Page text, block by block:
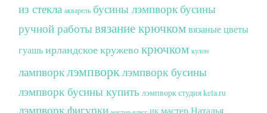
из стекла акварель бусины лэмпворк бусины
ручной работывязание крючкомвязаные цветы
гуашьирландское кружевокрючком кулон
лампворклэмпворк лэмпворк бусины
лэмпворк бусины купить лэмпворк студия kela.ru
лэмпворк фигурки